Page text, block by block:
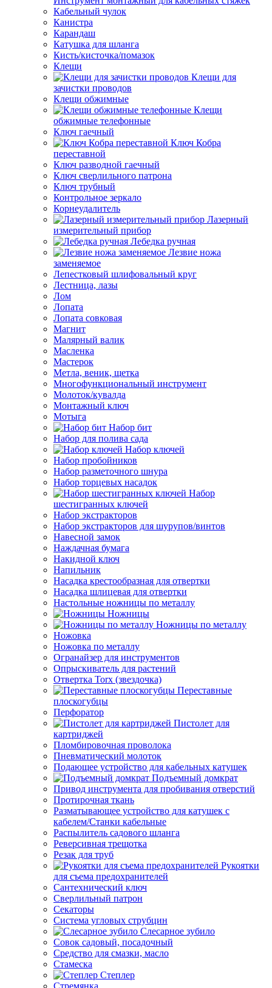
Кабельный чулок
Канистра
Карандаш
Катушка для шланга
Кисть/кисточка/помазок
Клещи
Клещи для
зачистки проводов
Клещи обжимные
Клещи
обжимные телефонные
Ключ гаечный
Ключ Кобра
переставной
Ключ разводной гаечный
Ключ сверлильного патрона
Ключ трубный
Контрольное зеркало
Корнеудалитель
Лазерный
измерительный прибор
Лебедка ручная
Лезвие ножа
заменяемое
Лепестковый шлифовальный круг
Лестница, лазы
Лом
Лопата
Лопата совковая
Магнит
Малярный валик
Масленка
Мастерок
Метла, веник, щетка
Многофункциональный инструмент
Молоток/кувалда
Монтажный ключ
Мотыга
Набор бит
Набор для полива сада
Набор ключей
Набор пробойников
Набор разметочного шнура
Набор торцевых насадок
Набор
шестигранных ключей
Набор экстракторов
Набор экстракторов для шурупов/винтов
Навесной замок
Наждачная бумага
Накидной ключ
Напильник
Насадка крестообразная для отвертки
Насадка шлицевая для отвертки
Настольные ножницы по металлу
Ножницы
Ножницы по металлу
Ножовка
Ножовка по металлу
Огранайзер для инструментов
Опрыскиватель для растений
Отвертка Torx (звездочка)
Переставные
плоскогубцы
Перфоратор
Пистолет для
картриджей
Пломбировочная проволока
Пневматический молоток
Подающее устройство для кабельных катушек
Подъемный домкрат
Привод инструмента для пробивания отверстий
Протирочная ткань
Разматывающее устройство для катушек с
кабелем/Станки кабельные
Распылитель садового шланга
Реверсивная трещотка
Резак для труб
Рукоятки
для съема предохранителей
Сантехнический ключ
Сверлильный патрон
Секаторы
Система угловых струбцин
Слесарное зубило
Совок садовый, посадочный
Средство для смазки, масло
Стамеска
Степлер
Стремянка